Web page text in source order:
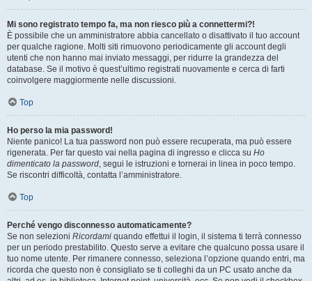
Mi sono registrato tempo fa, ma non riesco più a connettermi?!
È possibile che un amministratore abbia cancellato o disattivato il tuo account
per qualche ragione. Molti siti rimuovono periodicamente gli account degli
utenti che non hanno mai inviato messaggi, per ridurre la grandezza del
database. Se il motivo è quest’ultimo registrati nuovamente e cerca di farti
coinvolgere maggiormente nelle discussioni.
Top
Ho perso la mia password!
Niente panico! La tua password non può essere recuperata, ma può essere
rigenerata. Per far questo vai nella pagina di ingresso e clicca su Ho
dimenticato la password, segui le istruzioni e tornerai in linea in poco tempo.
Se riscontri difficoltà, contatta l’amministratore.
Top
Perché vengo disconnesso automaticamente?
Se non selezioni Ricordami quando effettui il login, il sistema ti terrà connesso
per un periodo prestabilito. Questo serve a evitare che qualcuno possa usare il
tuo nome utente. Per rimanere connesso, seleziona l’opzione quando entri, ma
ricorda che questo non è consigliato se ti colleghi da un PC usato anche da